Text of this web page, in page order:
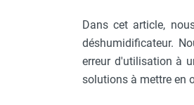
gaz
Chauffage mobile
Chauffage électrique
Chauffage haute
Dans cet article,
déshumidificateur.
erreur d'utilisation à
solutions à mettre en